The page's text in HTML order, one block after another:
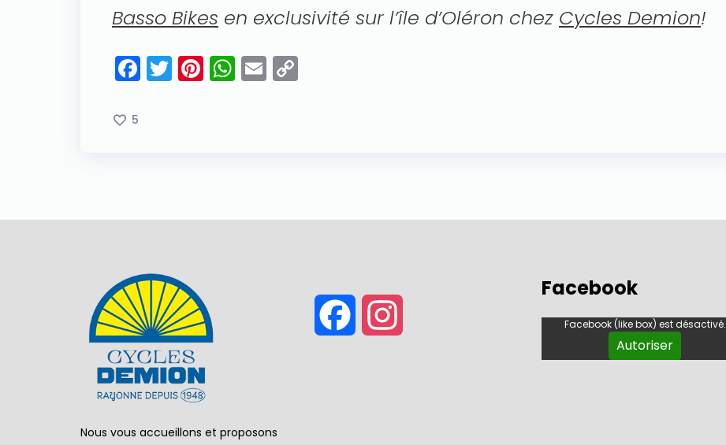
Basso Bikes en exclusivité sur l’île d’Oléron chez Cycles Demion!
Facebook
Twitter
Pinterest
WhatsApp
Email
5
Nous vous accueillons et proposons
Facebook
Facebook
Facebook (like box) est désactivé.
Autoriser